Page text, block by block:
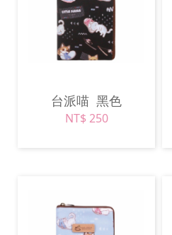
台派喵 黑色
NT$ 250